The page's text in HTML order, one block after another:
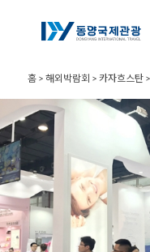
홈 > 해외박람회 > 카자흐스탄 >